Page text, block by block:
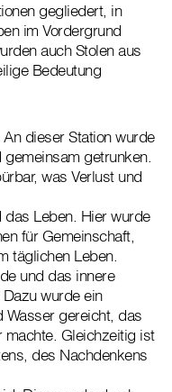
gegliedert, in
im Vordergrund
auch Stolen aus
Bedeutung
dieser Station wurde
getrunken.
was Verlust und
Leben. Hier wurde
für Gemeinschaft,
täglichen Leben.
und das innere
wurde ein
gereicht, das
machte. Gleichzeitig ist
des Nachdenkens